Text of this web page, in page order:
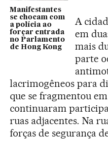
Manifestantes
se chocam com
a polícia ao
forçar entrada
no Parlamento
de Hong Kong
A
em
mais
parte
lacrimogêneos para
que se fragmentou
continuaram
ruas adjacentes. Na
forças de segurança